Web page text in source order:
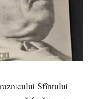
Sfîntului